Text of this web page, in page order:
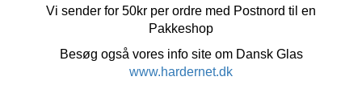
Vi sender for 50kr per ordre med Postnord til en
Pakkeshop
Besøg også vores info site om Dansk Glas
www.hardernet.dk